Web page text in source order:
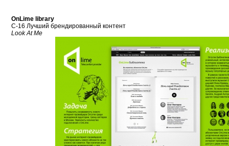
OnLime library
C-16 Лучший брендированный контент
Look At Me